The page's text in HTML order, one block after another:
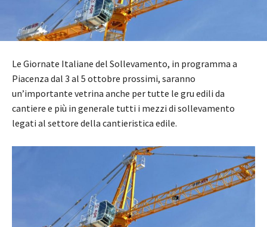
Le Giornate Italiane del Sollevamento, in programma a
Piacenza dal 3 al 5 ottobre prossimi, saranno
un’importante vetrina anche per tutte le gru edili da
cantiere e più in generale tutti i mezzi di sollevamento
legati al settore della cantieristica edile.